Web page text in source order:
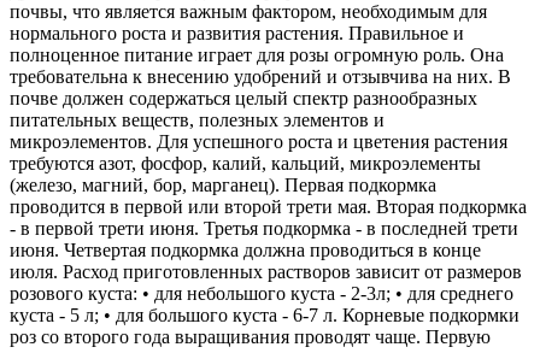
почвы, что является важным фактором, необходимым для
нормального роста и развития растения. Правильное и
полноценное питание играет для розы огромную роль. Она
требовательна к внесению удобрений и отзывчива на них. В
почве должен содержаться целый спектр разнообразных
питательных веществ, полезных элементов и
микроэлементов. Для успешного роста и цветения растения
требуются азот, фосфор, калий, кальций, микроэлементы
(железо, магний, бор, марганец). Первая подкормка
проводится в первой или второй трети мая. Вторая подкормка
- в первой трети июня. Третья подкормка - в последней трети
июня. Четвертая подкормка должна проводиться в конце
июля. Расход приготовленных растворов зависит от размеров
розового куста: • для небольшого куста - 2-3л; • для среднего
куста - 5 л; • для большого куста - 6-7 л. Корневые подкормки
роз со второго года выращивания проводят чаще. Первую